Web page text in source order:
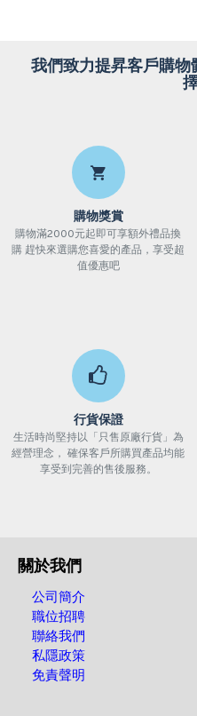
我們致力提昇客戶購
購物獎賞
購物滿2000元起即可享額外禮品換
購 趕快來選購您喜愛的產品，享受超
值優惠吧
行貨保證
生活時尚堅持以「只售原廠行貨」為
經營理念， 確保客戶所購買產品均能
享受到完善的售後服務。
關於我們
公司簡介
職位招聘
聯絡我們
私隱政策
免責聲明